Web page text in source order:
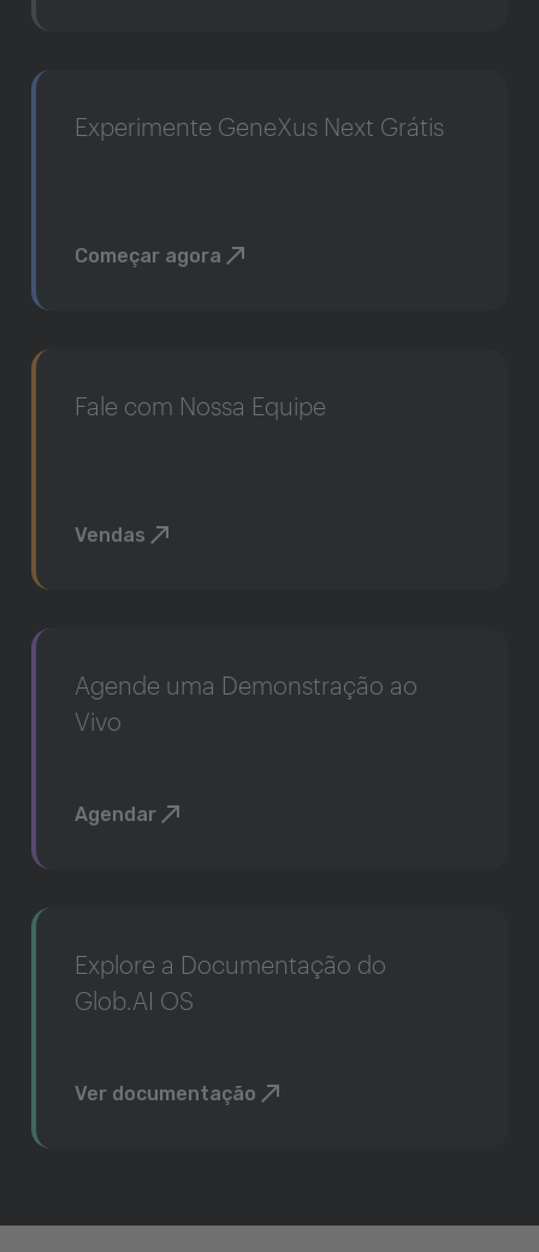
Experimente GeneXus Next Grátis
Começar agora
Fale com Nossa Equipe
Vendas
Agende uma Demonstração ao
Vivo
Agendar
Explore a Documentação do
Glob.AI OS
Ver documentação